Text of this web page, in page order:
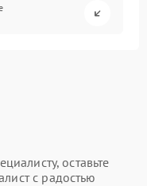
оставьте
с радостью